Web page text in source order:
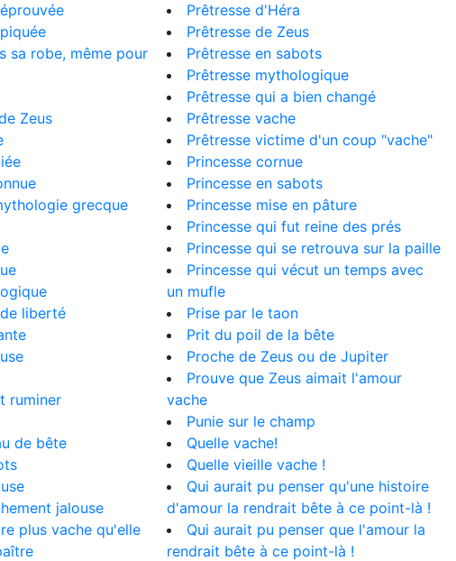
sa robe, même pour
Zeus
grecque
liberté
ruminer
de bête
jalouse
plus vache qu'elle
Prêtresse d'Héra
Prêtresse de Zeus
Prêtresse en sabots
Prêtresse mythologique
Prêtresse qui a bien changé
Prêtresse vache
Prêtresse victime d'un coup "vache"
Princesse cornue
Princesse en sabots
Princesse mise en pâture
Princesse qui fut reine des prés
Princesse qui se retrouva sur la paille
Princesse qui vécut un temps avec
un mufle
Prise par le taon
Prit du poil de la bête
Proche de Zeus ou de Jupiter
Prouve que Zeus aimait l'amour
vache
Punie sur le champ
Quelle vache!
Quelle vieille vache !
Qui aurait pu penser qu'une histoire
d'amour la rendrait bête à ce point-là !
Qui aurait pu penser que l'amour la
rendrait bête à ce point-là !